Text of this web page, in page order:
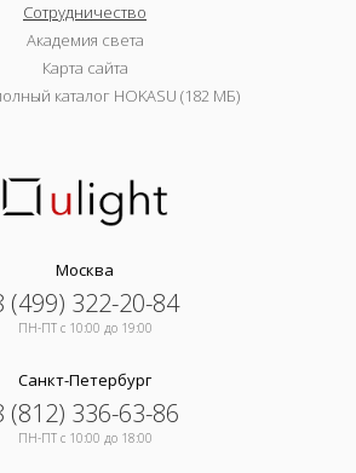
Сотрудничество
Академия света
Карта сайта
каталог HOKASU (182 МБ)
Москва
(499) 322-20-84
ПН-ПТ c 10:00 до 19:00
Санкт-Петербург
(812) 336-63-86
ПН-ПТ c 10:00 до 18:00